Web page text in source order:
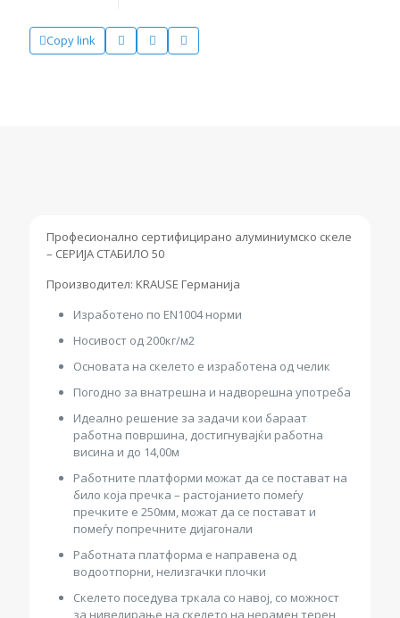
Copy link
Професионално сертифицирано алуминиумско скеле
– СЕРИЈА СТАБИЛО 50
Производител: KRAUSE Германија
Изработено по EN1004 норми
Носивост од 200кг/м2
Основата на скелето е изработена од челик
Погодно за внатрешна и надворешна употреба
Идеално решение за задачи кои бараат
работна површина, достигнувајќи работна
висина и до 14,00м
Работните платформи можат да се постават на
било која пречка – растојанието помеѓу
пречките е 250мм, можат да се постават и
помеѓу попречните дијагонали
Работната платформа е направена од
водоотпорни, нелизгачки плочки
Скелето поседува тркала со навој, со можност
за нивелирање на скелето на нерамен терен